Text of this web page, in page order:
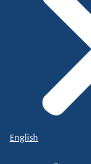
English